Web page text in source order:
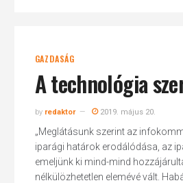
GAZDASÁG
A technológia
by redaktor 2019. május 20.
„Meglátásunk szerint az
iparági határok erodálódása, az
emeljünk ki mind-mind
nélkülözhetetlen elemévé vált.